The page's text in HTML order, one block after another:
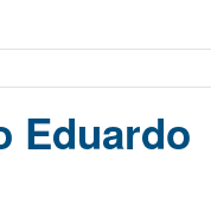
Eduardo